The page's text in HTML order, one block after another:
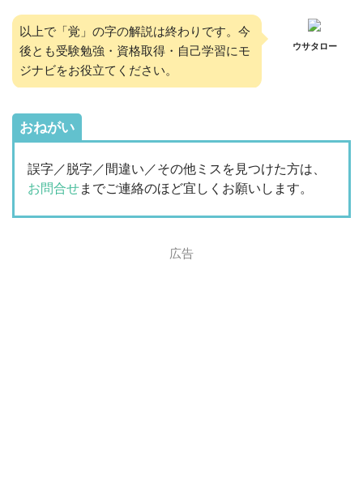
以上で「覚」の字の解説は終わりです。今
後とも受験勉強・資格取得・自己学習にモ
ジナビをお役立てください。
ウサタロー
おねがい
誤字／脱字／間違い／その他ミスを見つけた方は、
お問合せまでご連絡のほど宜しくお願いします。
広告